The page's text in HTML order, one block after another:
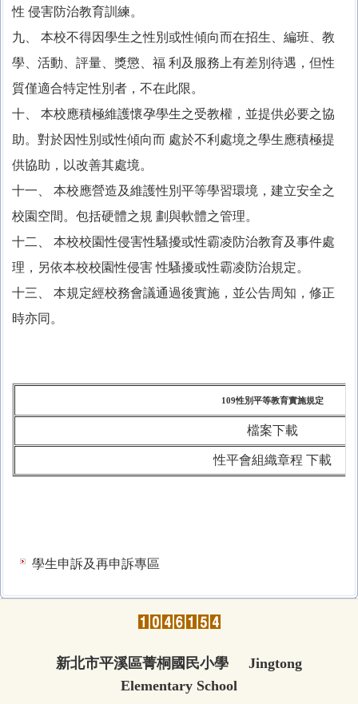
性 侵害防治教育訓練。
九、 本校不得因學生之性別或性傾向而在招生、編班、教
學、活動、評量、獎懲、福 利及服務上有差別待遇，但性
質僅適合特定性別者，不在此限。
十、 本校應積極維護懷孕學生之受教權，並提供必要之協
助。對於因性別或性傾向而 處於不利處境之學生應積極提
供協助，以改善其處境。
十一、 本校應營造及維護性別平等學習環境，建立安全之
校園空間。包括硬體之規 劃與軟體之管理。
十二、 本校校園性侵害性騷擾或性霸凌防治教育及事件處
理，另依本校校園性侵害 性騷擾或性霸凌防治規定。
十三、 本規定經校務會議通過後實施，並公告周知，修正
時亦同。
109性別平等教育實施規定
檔案下載
性平會組織章程 下載
學生申訴及再申訴專區
新北市平溪區菁桐國民小學 Jingtong
Elementary School